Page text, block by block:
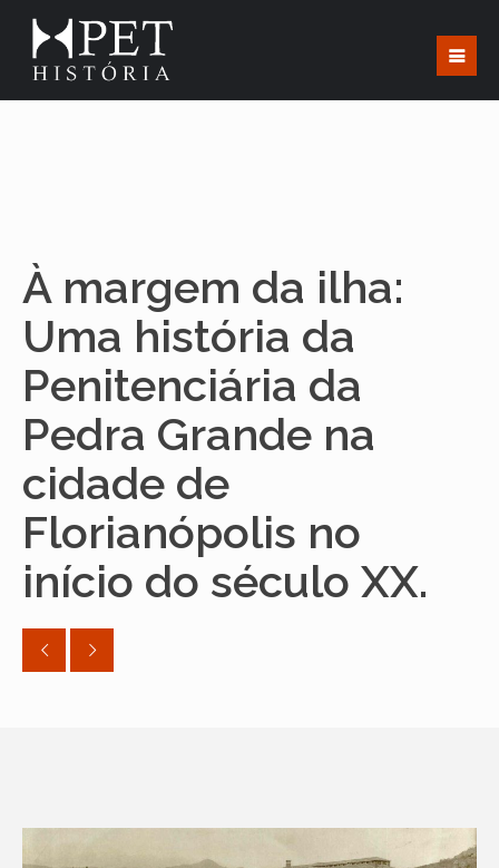
À margem da ilha:
Uma história da
Penitenciária da
Pedra Grande na
cidade de
Florianópolis no
início do século XX.